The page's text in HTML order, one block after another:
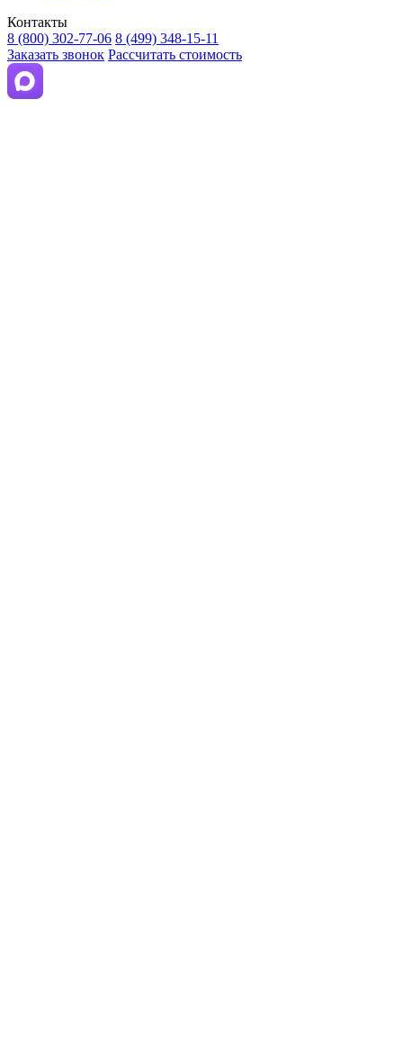
Контакты
8 (800) 302-77-06 8 (499) 348-15-11
Заказать звонок Рассчитать стоимость